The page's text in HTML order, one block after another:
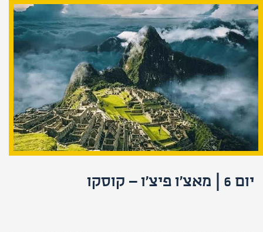
יום 6 | מאצ'ו פיצ'ו – קוסקו